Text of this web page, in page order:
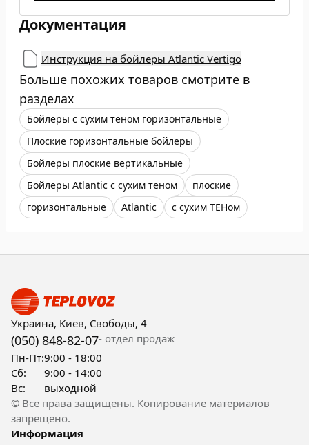
Документация
Инструкция на бойлеры Atlantic Vertigo
Больше похожих товаров смотрите в
разделах
Бойлеры с сухим теном горизонтальные
Плоские горизонтальные бойлеры
Бойлеры плоские вертикальные
Бойлеры Atlantic с сухим теном
плоские
горизонтальные
Atlantic с сухим ТЕНом
Украина, Киев, Свободы, 4
(050) 848-82-07- отдел продаж
Пн-Пт:9:00 - 18:00
Сб:
9:00 - 14:00
Вс:
выходной
© Все права защищены. Копирование материалов
запрещено.
Информация